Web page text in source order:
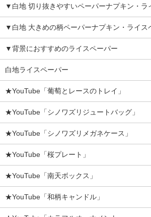
▼白地 切り抜きやすいペーパーナプキン・ラ
▼白地 大きめの柄ペーパーナプキン・ライス
▼背景におすすめのライスペーパー
白地ライスペーパー
★YouTube「葡萄とレースのトレイ」
★YouTube「シノワズリジュートバッグ」
★YouTube「シノワズリメガネケース」
★YouTube「桜プレート」
★YouTube「南天ボックス」
★YouTube「和柄キャンドル」